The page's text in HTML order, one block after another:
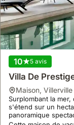
10 5 avis
Villa De
maison, Villerville
Surplombant la
s'étend sur un
panoramique